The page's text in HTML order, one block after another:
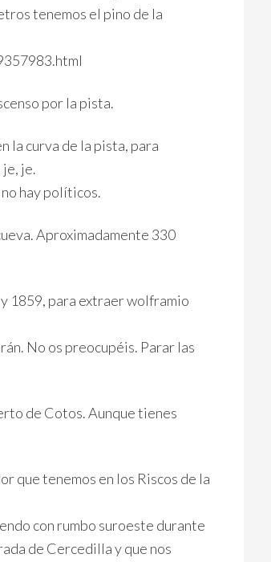
tenemos el pino de la
por la pista.
la curva de la pista, para
je.
hay políticos.
Aproximadamente 330
1859, para extraer wolframio
No os preocupéis. Parar las
de Cotos. Aunque tienes
que tenemos en los Riscos de la
con rumbo suroeste durante
de Cercedilla y que nos